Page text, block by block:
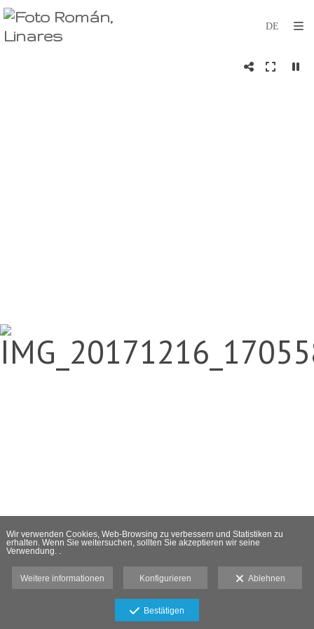
Wir verwenden Cookies, Web-Browsing zu verbessern und Statistiken zu
erhalten. Wenn Sie weitersuchen, sollten Sie akzeptieren wir seine
Verwendung. .
Weitere informationen Konfigurieren Ablehnen
Bestätigen